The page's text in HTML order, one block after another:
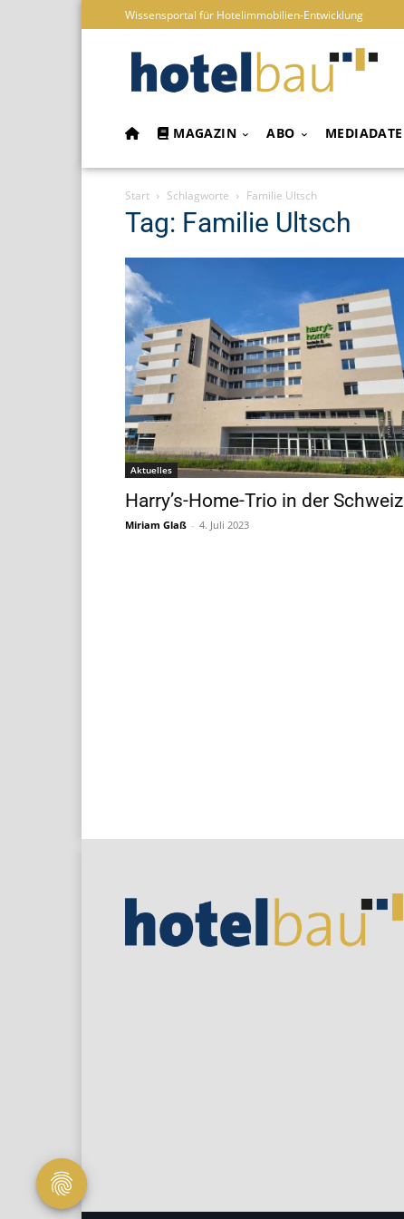
Wissensportal für Hotelimmobilien-Entwicklung
MAGAZIN ABO
Start Schlagworte Familie Ultsch
Tag: Familie Ultsch
Aktuelles
Harry’s-Home-Trio in der Schweiz
Miriam Glaß - 4. Juli 2023